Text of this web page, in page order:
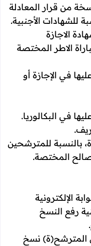
من قرار المعادلة
للشهادات الأجنبية.
الاجازة
الاطر المختصة
في الإجازة أو
في البكالوريا.
بالنسبة للمترشحين
المختصة.
الإلكترونية
رفع النسخ
المترشح(ة) نسخ